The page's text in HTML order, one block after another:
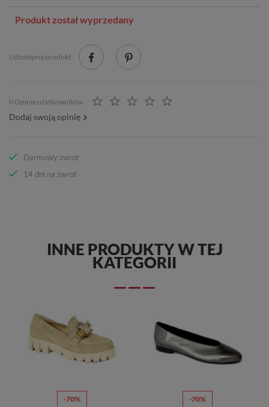
Produkt został wyprzedany
Udostępnij produkt:
0 Opinie użytkowników
Dodaj swoją opinię
Darmowy zwrot
14 dni na zwrot
INNE PRODUKTY W TEJ
KATEGORII
-70% -70%